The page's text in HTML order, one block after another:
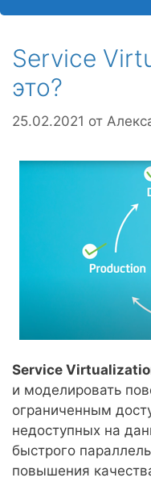
Service
это?
25.02.2021 от
Service
и моделировать
ограниченным
недоступных на
быстрого
повышения